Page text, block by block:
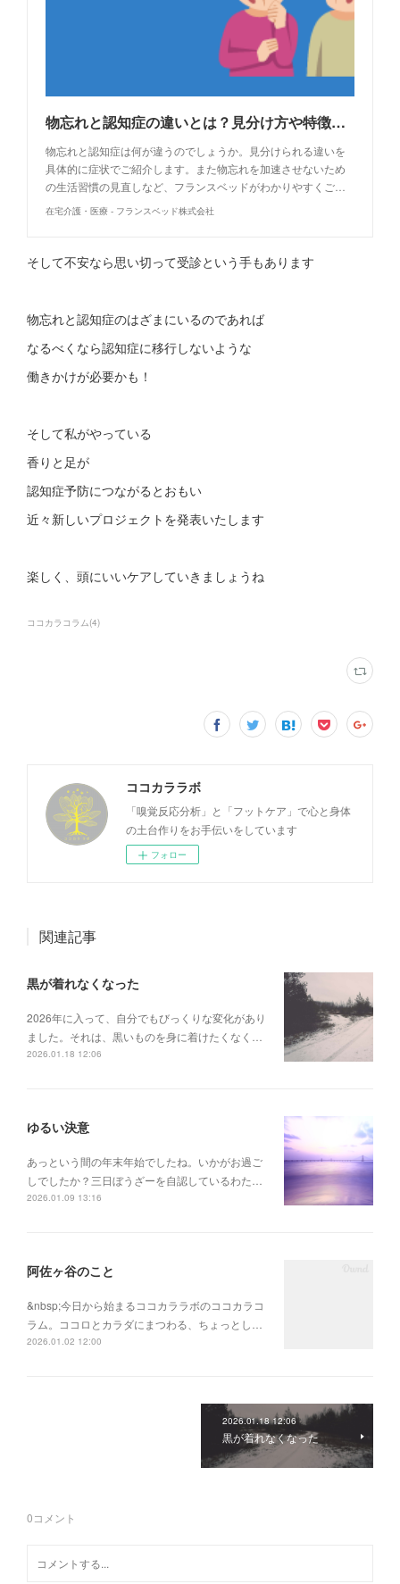
物忘れと認知症の違いとは？見分け方や特徴、予防・対処法を解説 | フランスベッド
物忘れと認知症は何が違うのでしょうか。見分けられる違いを
具体的に症状でご紹介します。また物忘れを加速させないため
の生活習慣の見直しなど、フランスベッドがわかりやすくご…
在宅介護・医療 - フランスベッド株式会社
そして不安なら思い切って受診という手もあります
物忘れと認知症のはざまにいるのであれば
なるべくなら認知症に移行しないような
働きかけが必要かも！
そして私がやっている
香りと足が
認知症予防につながるとおもい
近々新しいプロジェクトを発表いたします
楽しく、頭にいいケアしていきましょうね
ココカラコラム(4)
ココカララボ
「嗅覚反応分析」と「フットケア」で心と身体
の土台作りをお手伝いをしています
フォロー
関連記事
黒が着れなくなった
2026年に入って、自分でもびっくりな変化があり
ました。それは、黒いものを身に着けたくなく…
2026.01.18 12:06
ゆるい決意
あっという間の年末年始でしたね。いかがお過ご
しでしたか？三日ぼうざーを自認しているわた…
2026.01.09 13:16
阿佐ヶ谷のこと
&nbsp;今日から始まるココカララボのココカラコ
ラム。ココロとカラダにまつわる、ちょっとし…
2026.01.02 12:00
2026.01.18 12:06
黒が着れなくなった
0コメント